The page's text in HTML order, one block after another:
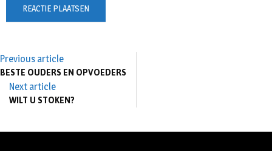
Previous article
BESTE OUDERS EN OPVOEDERS
Next article
WILT U STOKEN?